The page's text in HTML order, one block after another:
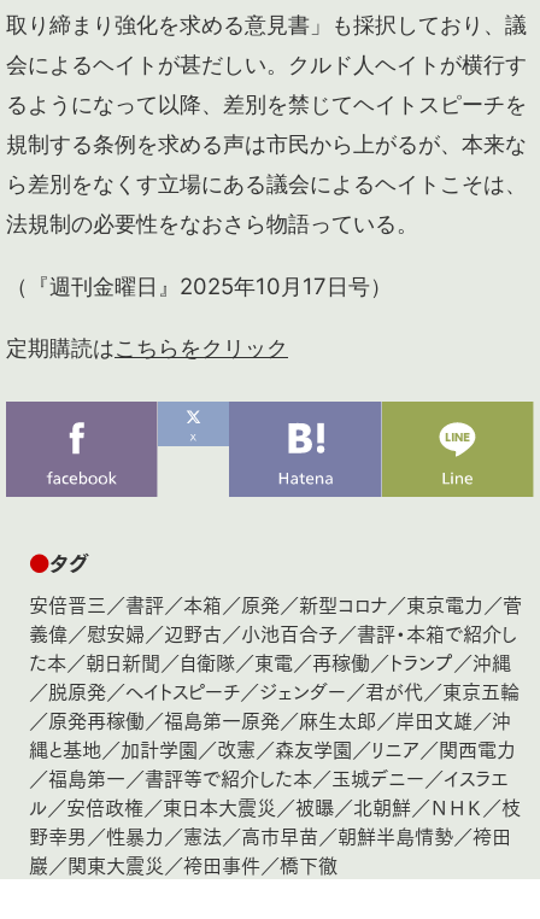
取り締まり強化を求める意見書」も採択しており、議
会によるヘイトが甚だしい。クルド人ヘイトが横行す
るようになって以降、差別を禁じてヘイトスピーチを
規制する条例を求める声は市民から上がるが、本来な
ら差別をなくす立場にある議会によるヘイトこそは、
法規制の必要性をなおさら物語っている。
（『週刊金曜日』2025年10月17日号）
定期購読はこちらをクリック
●タグ
安倍晋三／書評／本箱／原発／新型コロナ／東京電力／菅
義偉／慰安婦／辺野古／小池百合子／書評・本箱で紹介し
た本／朝日新聞／自衛隊／東電／再稼働／トランプ／沖縄
／脱原発／ヘイトスピーチ／ジェンダー／君が代／東京五輪
／原発再稼働／福島第一原発／麻生太郎／岸田文雄／沖
縄と基地／加計学園／改憲／森友学園／リニア／関西電力
／福島第一／書評等で紹介した本／玉城デニー／イスラエ
ル／安倍政権／東日本大震災／被曝／北朝鮮／ＮＨＫ／枝
野幸男／性暴力／憲法／高市早苗／朝鮮半島情勢／袴田
巖／関東大震災／袴田事件／橋下徹